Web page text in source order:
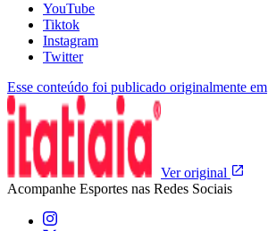
YouTube
Tiktok
Instagram
Twitter
Esse conteúdo foi publicado originalmente em
Ver original
Acompanhe Esportes nas Redes Sociais